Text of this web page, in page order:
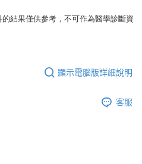
結果僅供參考，不可作為醫學診斷資
顯示電腦版詳細說明
客服